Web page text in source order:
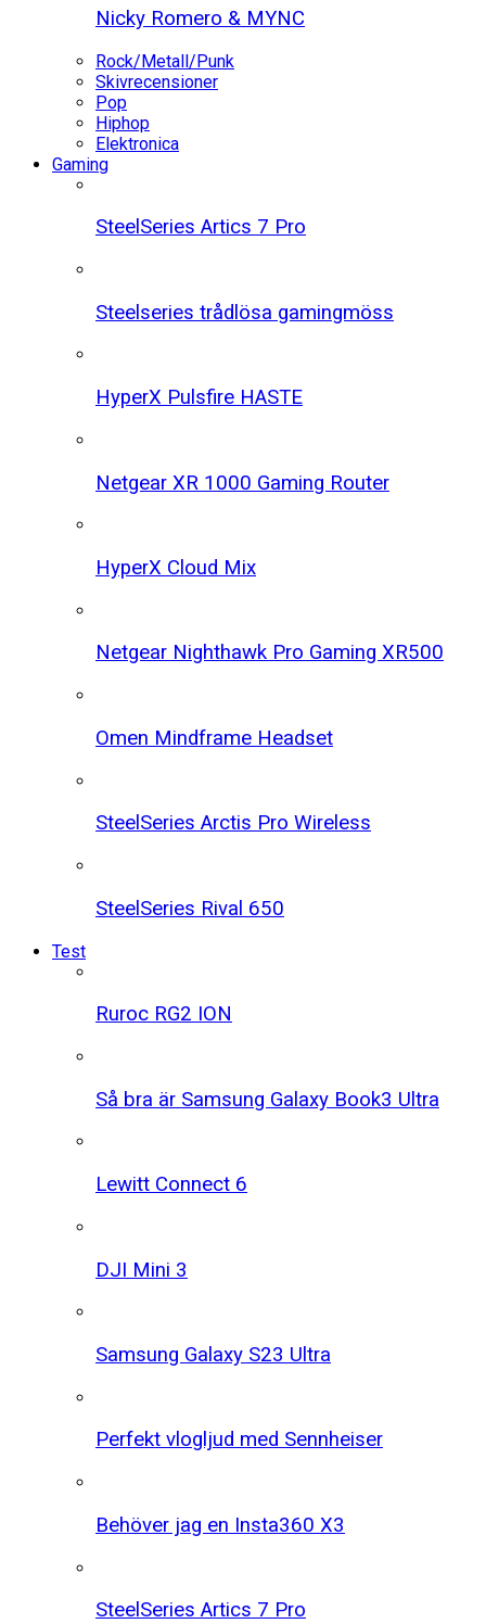
Nicky Romero & MYNC
Rock/Metall/Punk
Skivrecensioner
Pop
Hiphop
Elektronica
Gaming
SteelSeries Artics 7 Pro
Steelseries trådlösa gamingmöss
HyperX Pulsfire HASTE
Netgear XR 1000 Gaming Router
HyperX Cloud Mix
Netgear Nighthawk Pro Gaming XR500
Omen Mindframe Headset
SteelSeries Arctis Pro Wireless
SteelSeries Rival 650
Test
Ruroc RG2 ION
Så bra är Samsung Galaxy Book3 Ultra
Lewitt Connect 6
DJI Mini 3
Samsung Galaxy S23 Ultra
Perfekt vlogljud med Sennheiser
Behöver jag en Insta360 X3
SteelSeries Artics 7 Pro